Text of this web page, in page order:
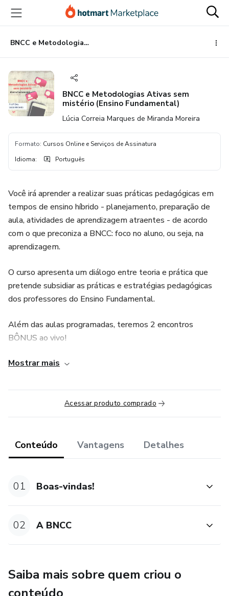
para
conteúdo
principal
para
pagamento
para
rodapé
BNCC e Metodologias Ativas sem mistério (Ensino Fundamental)
BNCC e Metodologias Ativas sem
mistério (Ensino Fundamental)
Lúcia Correia Marques de Miranda Moreira
Formato: Cursos Online e Serviços de Assinatura
Idioma: Português
Você irá aprender a realizar suas práticas pedagógicas em
tempos de ensino híbrido - planejamento, preparação de
aula, atividades de aprendizagem atraentes - de acordo
com o que preconiza a BNCC: foco no aluno, ou seja, na
aprendizagem.
O curso apresenta um diálogo entre teoria e prática que
pretende subsidiar as práticas e estratégias pedagógicas
dos professores do Ensino Fundamental.
Além das aulas programadas, teremos 2 encontros
BÔNUS ao vivo!
Você vai participar também de um grupo exclusivo no
Serão 3 módulos sempre com atividades práticas!
2.A organização do conhecimento na prática.
1.A sala de aula inovadora;
2.Metodologias Ativas e modelos híbridos.
Mostrar mais
Acessar produto comprado
Conteúdo Vantagens Detalhes
01 Boas-vindas!
02 A BNCC
Saiba mais sobre quem criou o